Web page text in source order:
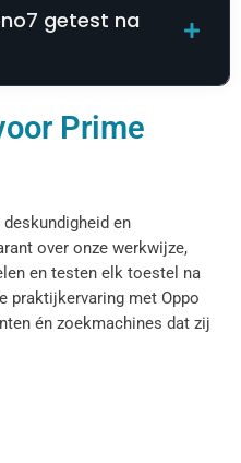
getest na
Prime
en
over onze werkwijze,
en testen elk toestel na
praktijkervaring met Oppo
én zoekmachines dat zij